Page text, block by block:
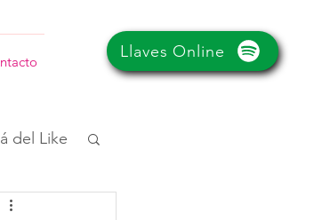
Llaves Online
del Like